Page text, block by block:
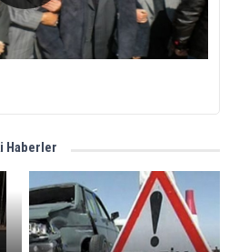
Haberler